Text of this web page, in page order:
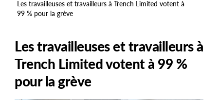
Les travailleuses et travailleurs à Trench Limited votent à
99 % pour la grève
Les travailleuses et travailleurs à
Trench Limited votent à 99 %
pour la grève